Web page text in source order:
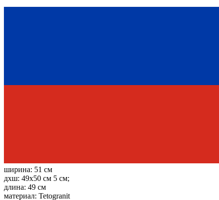
ширина: 51 см
дхш: 49x50 см 5 см;
длина: 49 см
материал: Tetogranit